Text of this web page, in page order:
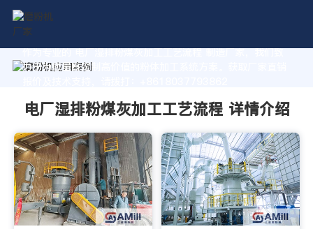
作为专业的 电厂湿排粉煤灰加工工艺流程 制造厂家，我们致
力于为您量身定制高价值的粉体加工系统方案。获取厂家直销
电厂湿排粉煤灰加工工艺流程 详情介绍